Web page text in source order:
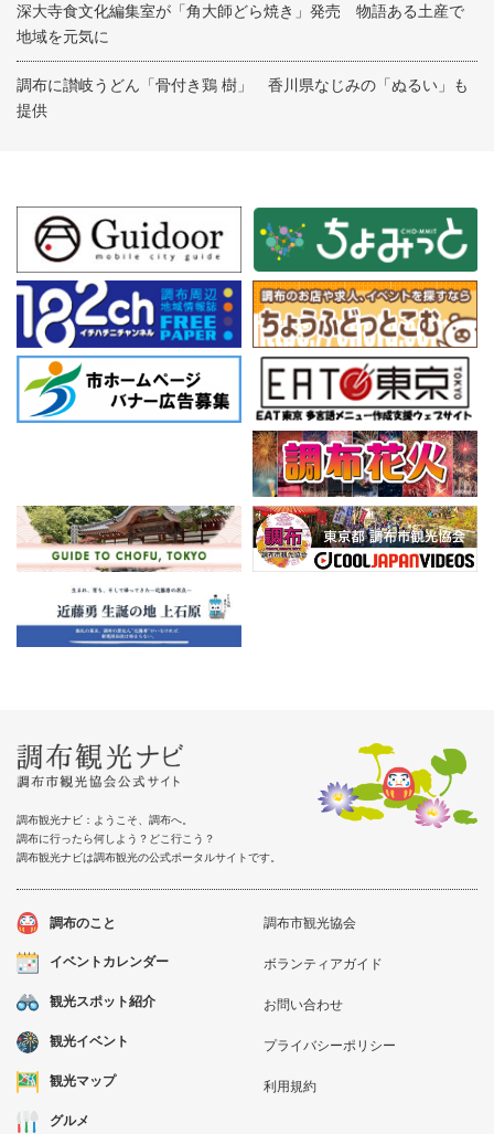
深大寺食文化編集室が「角大師どら焼き」発売 物語ある土産で
地域を元気に
調布に讃岐うどん「骨付き鶏 樹」 香川県なじみの「ぬるい」も
提供
調布観光ナビ：ようこそ、調布へ。
調布に行ったら何しよう？どこ行こう？
調布観光ナビは調布観光の公式ポータルサイトです。
調布のこと
イベントカレンダー
観光スポット紹介
観光イベント
観光マップ
グルメ
調布市観光協会
ボランティアガイド
お問い合わせ
プライバシーポリシー
利用規約